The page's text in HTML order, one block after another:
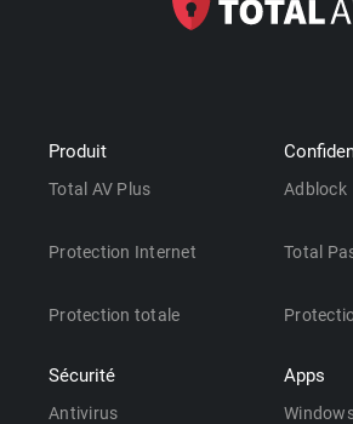
Produit
Total AV Plus
Protection Internet
Protection totale
Sécurité
Antivirus
Adblock
Total
Apps